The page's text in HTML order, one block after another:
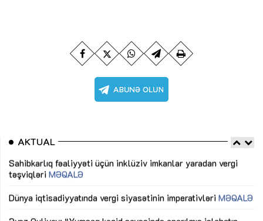
AKTUAL
Sahibkarlıq fəaliyyəti üçün inklüziv imkanlar yaradan vergi
təşviqləri MƏQALƏ
Dünya iqtisadiyyatında vergi siyasətinin imperativləri MƏQALƏ